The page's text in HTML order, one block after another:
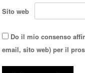
Sito web
Do il mio consenso
email, sito web) per il